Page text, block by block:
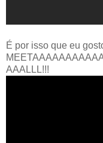
É por isso que eu
AAALLL!!!